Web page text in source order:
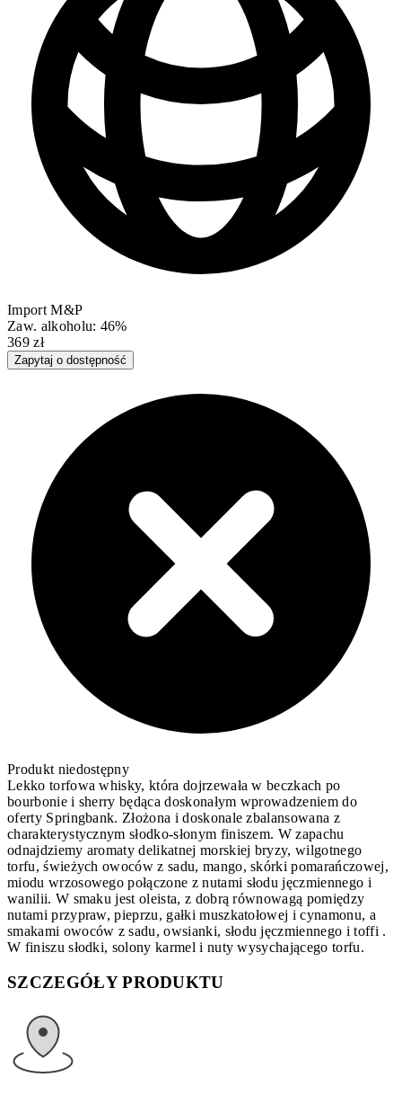
Import M&P
Zaw. alkoholu: 46%
369 zł
Zapytaj o dostępność
Produkt niedostępny
Lekko torfowa whisky, która dojrzewała w beczkach po
bourbonie i sherry będąca doskonałym wprowadzeniem do
oferty Springbank. Złożona i doskonale zbalansowana z
charakterystycznym słodko-słonym finiszem. W zapachu
odnajdziemy aromaty delikatnej morskiej bryzy, wilgotnego
torfu, świeżych owoców z sadu, mango, skórki pomarańczowej,
miodu wrzosowego połączone z nutami słodu jęczmiennego i
wanilii. W smaku jest oleista, z dobrą równowagą pomiędzy
nutami przypraw, pieprzu, gałki muszkatołowej i cynamonu, a
smakami owoców z sadu, owsianki, słodu jęczmiennego i toffi .
W finiszu słodki, solony karmel i nuty wysychającego torfu.
SZCZEGÓŁY PRODUKTU